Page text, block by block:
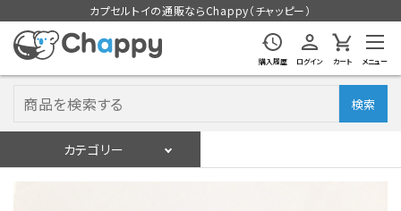
カプセルトイの通販ならChappy（チャッピー）
購入履歴 ログイン カート メニュー
検索
カテゴリー